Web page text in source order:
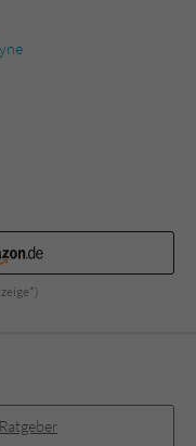
Ratgeber